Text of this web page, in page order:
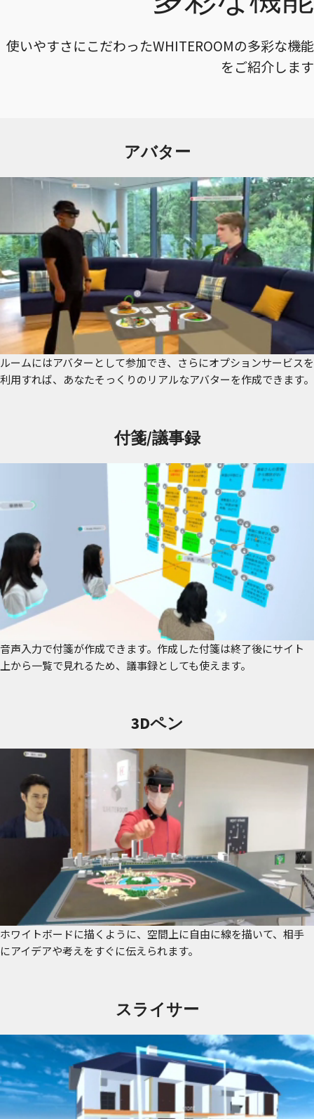
使いやすさにこだわったWHITEROOMの多彩な機能
をご紹介します
アバター
ルームにはアバターとして参加でき、さらにオプションサービスを
利用すれば、あなたそっくりのリアルなアバターを作成できます。
付箋/議事録
音声入力で付箋が作成できます。作成した付箋は終了後にサイト
上から一覧で見れるため、議事録としても使えます。
3Dペン
ホワイトボードに描くように、空間上に自由に線を描いて、相手
にアイデアや考えをすぐに伝えられます。
スライサー